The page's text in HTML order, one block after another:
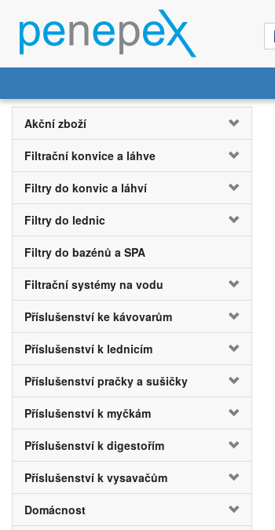
Akční zboží
Filtrační konvice a láhve
Filtry do konvic a láhví
Filtry do lednic
Filtry do bazénů a SPA
Filtrační systémy na vodu
Příslušenství ke kávovarům
Příslušenství k lednicím
Příslušenství pračky a sušičky
Příslušenství k myčkám
Příslušenství k digestořím
Příslušenství k vysavačům
Domácnost